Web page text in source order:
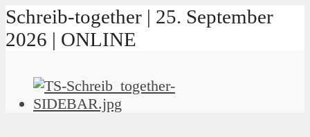
Schreib-together | 25. September
2026 | ONLINE